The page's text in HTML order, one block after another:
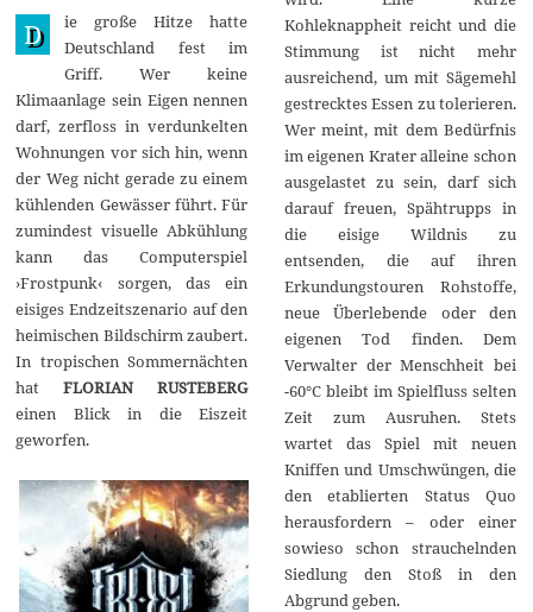
m
b
e
r
0
1
D
ie große Hitze hatte
Deutschland fest im
Griff. Wer keine
Klimaanlage sein Eigen nennen
darf, zerfloss in verdunkelten
Wohnungen vor sich hin, wenn
der Weg nicht gerade zu einem
kühlenden Gewässer führt. Für
zumindest visuelle Abkühlung
kann das Computerspiel
›Frostpunk‹ sorgen, das ein
eisiges Endzeitszenario auf den
heimischen Bildschirm zaubert.
In tropischen Sommernächten
hatFLORIAN RUSTEBERG
einen Blick in die Eiszeit
geworfen.
Kohleknappheit reicht und die
Stimmung ist nicht mehr
ausreichend, um mit Sägemehl
gestrecktes Essen zu tolerieren.
Wer meint, mit dem Bedürfnis
im eigenen Krater alleine schon
ausgelastet zu sein, darf sich
darauf freuen, Spähtrupps in
die eisige Wildnis zu
entsenden, die auf ihren
Erkundungstouren Rohstoffe,
neue Überlebende oder den
eigenen Tod finden. Dem
Verwalter der Menschheit bei
-60°C bleibt im Spielfluss selten
Zeit zum Ausruhen. Stets
wartet das Spiel mit neuen
Kniffen und Umschwüngen, die
den etablierten Status Quo
herausfordern – oder einer
sowieso schon strauchelnden
Siedlung den Stoß in den
Abgrund geben.